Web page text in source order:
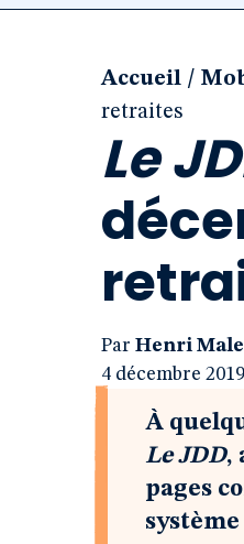
Accueil /
retraites
Le
Par Henri
4 décembre 2019
À
Le JDD,
pages